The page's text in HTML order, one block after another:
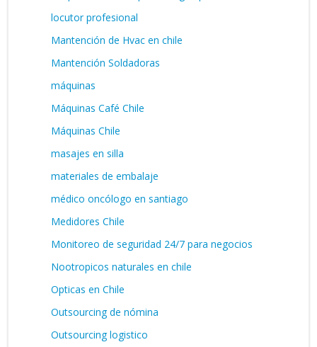
locutor profesional
Mantención de Hvac en chile
Mantención Soldadoras
máquinas
Máquinas Café Chile
Máquinas Chile
masajes en silla
materiales de embalaje
médico oncólogo en santiago
Medidores Chile
Monitoreo de seguridad 24/7 para negocios
Nootropicos naturales en chile
Opticas en Chile
Outsourcing de nómina
Outsourcing logistico